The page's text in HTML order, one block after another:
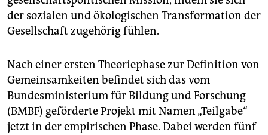
der sozialen und ökologischen Transformation der
Gesellschaft zugehörig fühlen.
Nach einer ersten Theoriephase zur Definition von
Gemeinsamkeiten befindet sich das vom
Bundesministerium für Bildung und Forschung
(BMBF) geförderte Projekt mit Namen „Teilgabe“
jetzt in der empirischen Phase. Dabei werden fünf